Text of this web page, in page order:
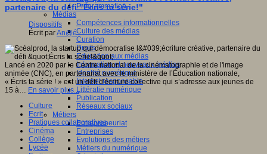
Programmation
Médias
Compétences informationnelles
Culture des médias
Curation
Droits
Education aux médias
Information et nouveaux médias
Identité numérique
Internet responsable
Littératie numérique
Publication
Réseaux sociaux
Métiers
Entrepreneuriat
Entreprises
Evolutions des métiers
Métiers du numérique
partenaire du défi "Écris ta série!"
Dispositifs
Écrit parAn@é
Lancé en 2020 par le Centre national de la cinématographie et de l'image
animée (CNC), en partenariat avec le ministère de l’Éducation nationale,
« Écris ta série ! » est un défi d'écriture collective qui s’adresse aux jeunes de
15 à… En savoir plus...
Culture
Ecrit
Pratiques collaboratives
Cinéma
Collège
Lycée